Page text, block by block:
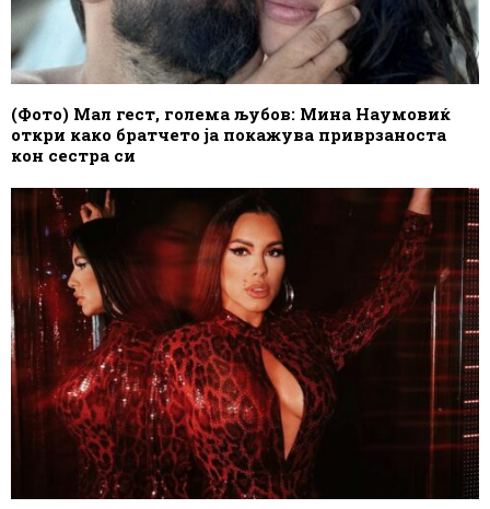
(Фото) Мал гест, голема љубов: Мина Наумовиќ
откри како братчето ја покажува приврзаноста
кон сестра си